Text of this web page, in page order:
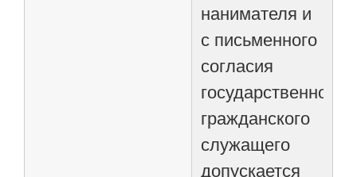
нанимателя и
с письменного
согласия
государственного
гражданского
служащего
допускается